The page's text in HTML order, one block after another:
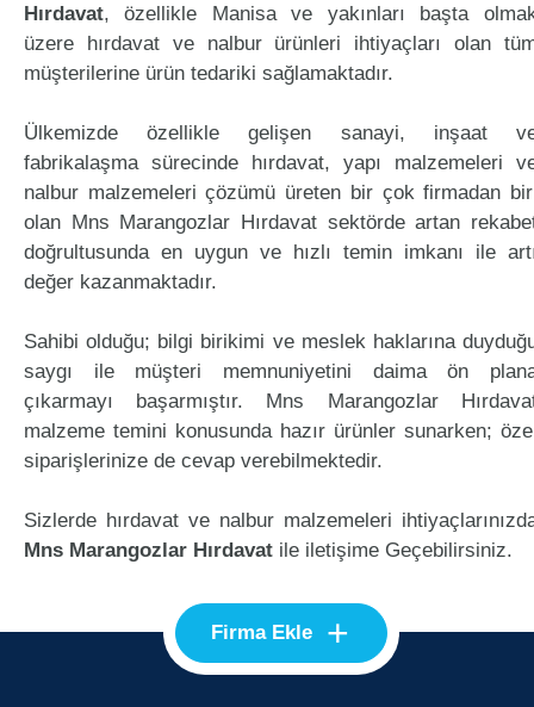
Hırdavat, özellikle Manisa ve yakınları başta
üzere hırdavat ve nalbur ürünleri ihtiyaçları olan
müşterilerine ürün tedariki sağlamaktadır.
Ülkemizde özellikle gelişen sanayi, inşaat
fabrikalaşma sürecinde hırdavat, yapı malzemeleri
nalbur malzemeleri çözümü üreten bir çok firmadan
olan Mns Marangozlar Hırdavat sektörde artan
doğrultusunda en uygun ve hızlı temin imkanı ile
değer kazanmaktadır.
Sahibi olduğu; bilgi birikimi ve meslek haklarına
saygı ile müşteri memnuniyetini daima ön
çıkarmayı başarmıştır. Mns Marangozlar
malzeme temini konusunda hazır ürünler sunarken;
siparişlerinize de cevap verebilmektedir.
Sizlerde hırdavat ve nalbur malzemeleri
Mns Marangozlar Hırdavat ile iletişime Geçebilirsiniz.
Firma Ekle +